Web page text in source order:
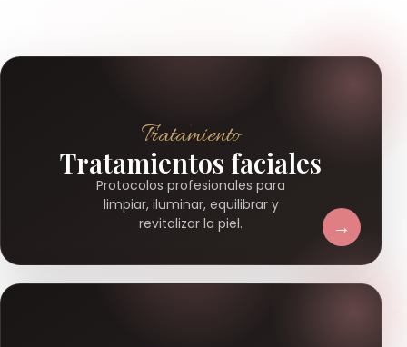
Tratamiento
Tratamientos faciales
Protocolos profesionales para
limpiar, iluminar, equilibrar y
revitalizar la piel.
→